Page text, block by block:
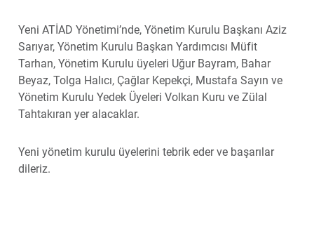
Yeni ATİAD Yönetimi’nde, Yönetim Kurulu Başkanı Aziz
Sarıyar, Yönetim Kurulu Başkan Yardımcısı Müfit
Tarhan, Yönetim Kurulu üyeleri Uğur Bayram, Bahar
Beyaz, Tolga Halıcı, Çağlar Kepekçi, Mustafa Sayın ve
Yönetim Kurulu Yedek Üyeleri Volkan Kuru ve Zülal
Tahtakıran yer alacaklar.
Yeni yönetim kurulu üyelerini tebrik eder ve başarılar
dileriz.